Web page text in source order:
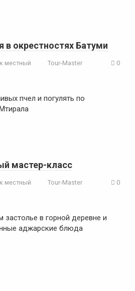
в окрестностях Батуми
местный Tour-Master 0
пчел и погулять по
мастер-класс
местный Tour-Master 0
в горной деревне и
аджарские блюда